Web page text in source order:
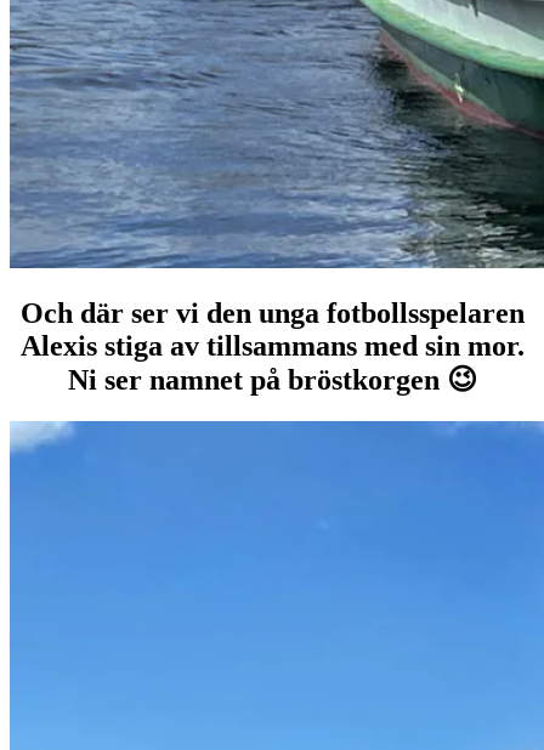
Och där ser vi den unga fotbollsspelaren
Alexis stiga av tillsammans med sin mor.
Ni ser namnet på bröstkorgen 😉